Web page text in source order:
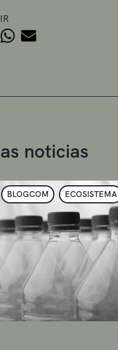
noticias
BLOGCOM ECOSISTEMA